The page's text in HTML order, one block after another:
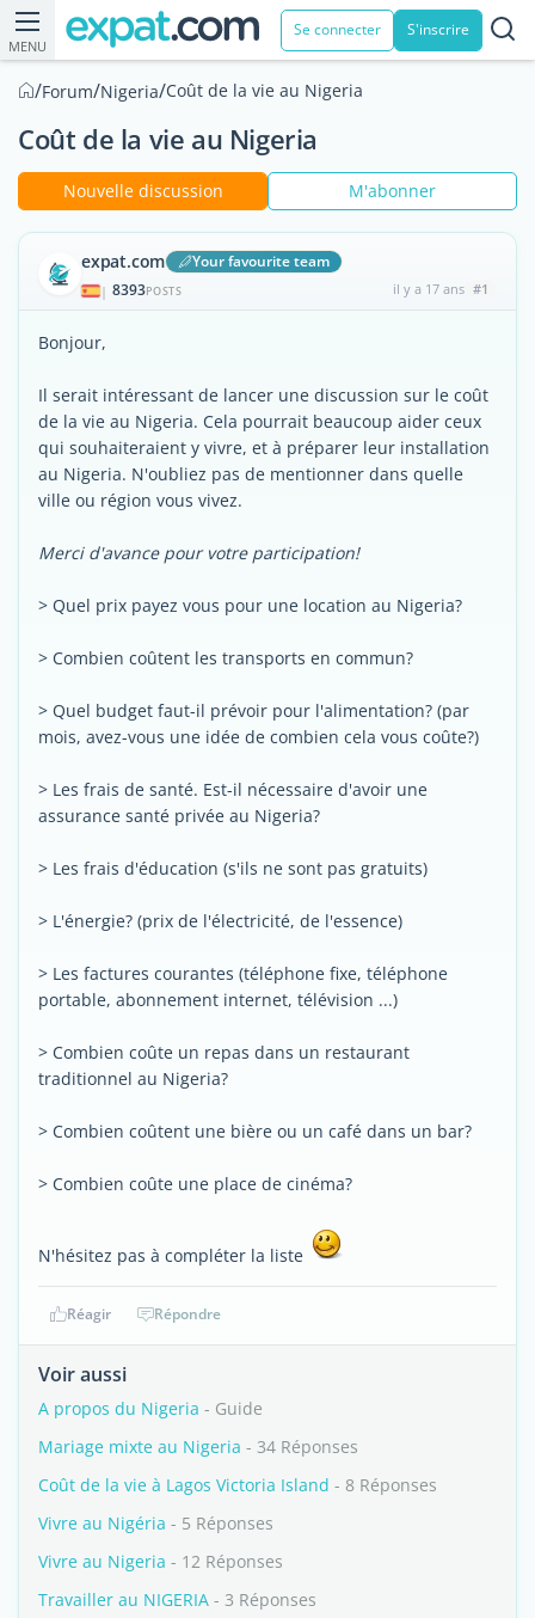
MENU
Se connecter S'inscrire
/Forum/Nigeria/Coût de la vie au Nigeria
Coût de la vie au Nigeria
Nouvelle discussion M'abonner
expat.com Your favourite team
| 8393POSTS il y a 17 ans #1
Bonjour,
Il serait intéressant de lancer une discussion sur le coût
de la vie au Nigeria. Cela pourrait beaucoup aider ceux
qui souhaiteraient y vivre, et à préparer leur installation
au Nigeria. N'oubliez pas de mentionner dans quelle
ville ou région vous vivez.
Merci d'avance pour votre participation!
> Quel prix payez vous pour une location au Nigeria?
> Combien coûtent les transports en commun?
> Quel budget faut-il prévoir pour l'alimentation? (par
mois, avez-vous une idée de combien cela vous coûte?)
> Les frais de santé. Est-il nécessaire d'avoir une
assurance santé privée au Nigeria?
> Les frais d'éducation (s'ils ne sont pas gratuits)
> L'énergie? (prix de l'électricité, de l'essence)
> Les factures courantes (téléphone fixe, téléphone
portable, abonnement internet, télévision ...)
> Combien coûte un repas dans un restaurant
traditionnel au Nigeria?
> Combien coûtent une bière ou un café dans un bar?
> Combien coûte une place de cinéma?
N'hésitez pas à compléter la liste
Réagir Répondre
Voir aussi
A propos du Nigeria - Guide
Mariage mixte au Nigeria - 34 Réponses
Coût de la vie à Lagos Victoria Island - 8 Réponses
Vivre au Nigéria - 5 Réponses
Vivre au Nigeria - 12 Réponses
Travailler au NIGERIA - 3 Réponses